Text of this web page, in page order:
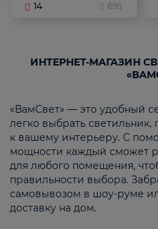
14 695
ИНТЕРНЕТ-МАГАЗИН
«ВамСвет» — это удобный
легко выбрать светильник,
к вашему интерьеру. С
мощности каждый сможет
для любого помещения,
правильности выбора.
самовывозом в шоу-руме
доставку на дом.